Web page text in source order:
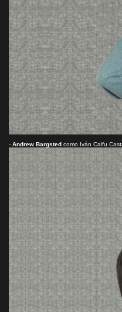
- Andrew Bargsted como Iván Calfu